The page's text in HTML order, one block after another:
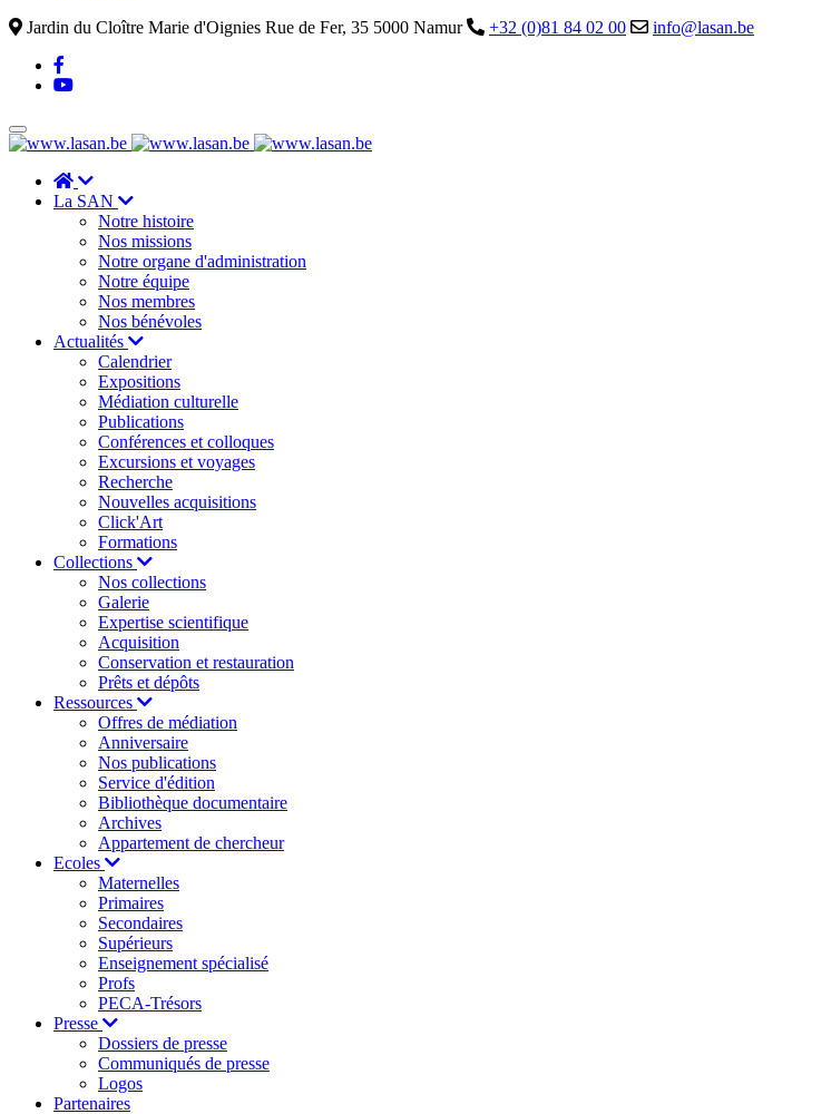
Jardin du Cloître Marie d'Oignies Rue de Fer, 35 5000 Namur
+32 (0)81 84 02 00 info@lasan.be
La SAN
Notre histoire
Nos missions
Notre organe d'administration
Notre équipe
Nos membres
Nos bénévoles
Actualités
Calendrier
Expositions
Médiation culturelle
Publications
Conférences et colloques
Excursions et voyages
Recherche
Nouvelles acquisitions
Click'Art
Formations
Collections
Nos collections
Galerie
Expertise scientifique
Acquisition
Conservation et restauration
Prêts et dépôts
Ressources
Offres de médiation
Anniversaire
Nos publications
Service d'édition
Bibliothèque documentaire
Archives
Appartement de chercheur
Ecoles
Maternelles
Primaires
Secondaires
Supérieurs
Enseignement spécialisé
Profs
PECA-Trésors
Presse
Dossiers de presse
Communiqués de presse
Logos
Partenaires